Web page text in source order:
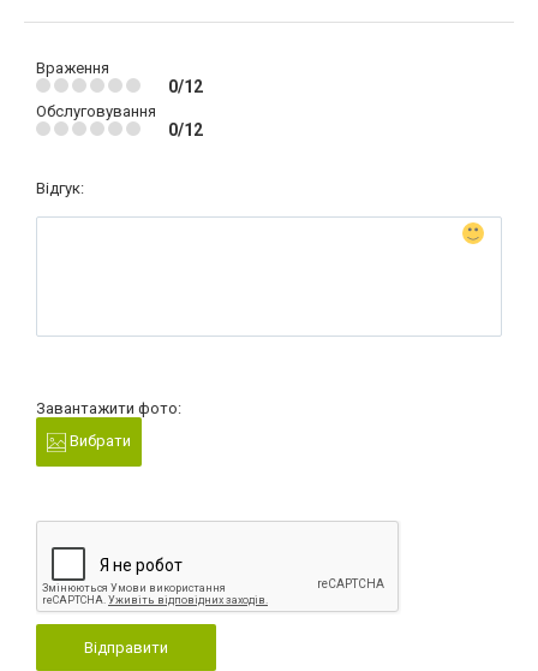
Враження
0/12
Обслуговування
0/12
Відгук:
Завантажити фото:
Вибрати
Відправити